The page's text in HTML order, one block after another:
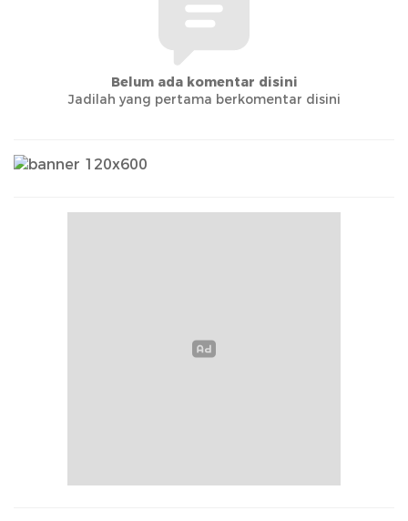
Belum ada komentar disini
Jadilah yang pertama berkomentar disini